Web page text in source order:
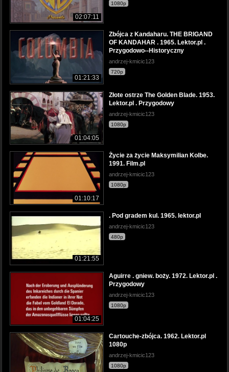
02:07:11
1080p
01:21:33
Zbójca z Kandaharu. THE BRIGAND
OF KANDAHAR . 1965. Lektor.pl .
Przygodowo--Historyczny
andrzej-kmicic123
720p
01:04:05
Złote ostrze The Golden Blade. 1953.
Lektor.pl . Przygodowy
andrzej-kmicic123
1080p
01:10:17
Życie za życie Maksymilian Kolbe.
1991. Film.pl
andrzej-kmicic123
1080p
01:21:55
. Pod gradem kul. 1965. lektor.pl
andrzej-kmicic123
480p
01:04:25
Aguirre . gniew. boży. 1972. Lektor.pl .
Przygodowy
andrzej-kmicic123
1080p
Cartouche-zbójca. 1962. Lektor.pl
1080p
andrzej-kmicic123
1080p